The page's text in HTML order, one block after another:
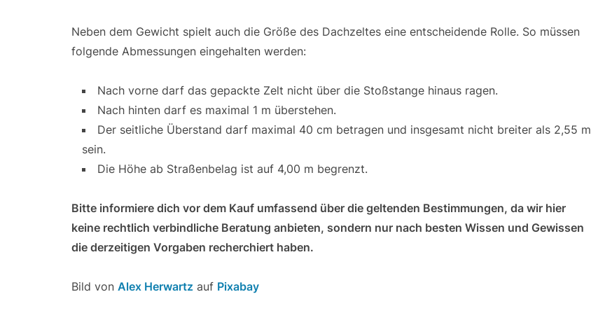
Neben dem Gewicht spielt auch die Größe des Dachzeltes eine entscheidende Rolle. So müssen
folgende Abmessungen eingehalten werden:
Nach vorne darf das gepackte Zelt nicht über die Stoßstange hinaus ragen.
Nach hinten darf es maximal 1 m überstehen.
Der seitliche Überstand darf maximal 40 cm betragen und insgesamt nicht breiter als 2,55 m
sein.
Die Höhe ab Straßenbelag ist auf 4,00 m begrenzt.
Bitte informiere dich vor dem Kauf umfassend über die geltenden Bestimmungen, da wir hier
keine rechtlich verbindliche Beratung anbieten, sondern nur nach besten Wissen und Gewissen
die derzeitigen Vorgaben recherchiert haben.
Bild von Alex Herwartz auf Pixabay